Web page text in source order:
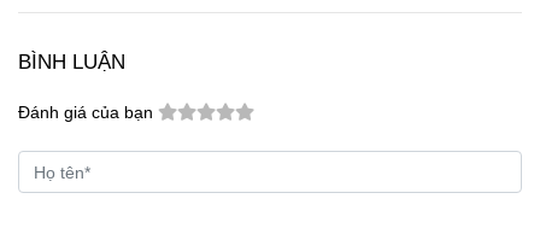
Thanhcung cấp hàng số lượng lớn, màu vàng
đen nổi bật, dễ sử dụng, giá sỉ tốt và hỗ trợ giao
hàng nhanh tại TP.HCM cũng như các tỉnh.
BÌNH LUẬN
Đánh giá của bạn